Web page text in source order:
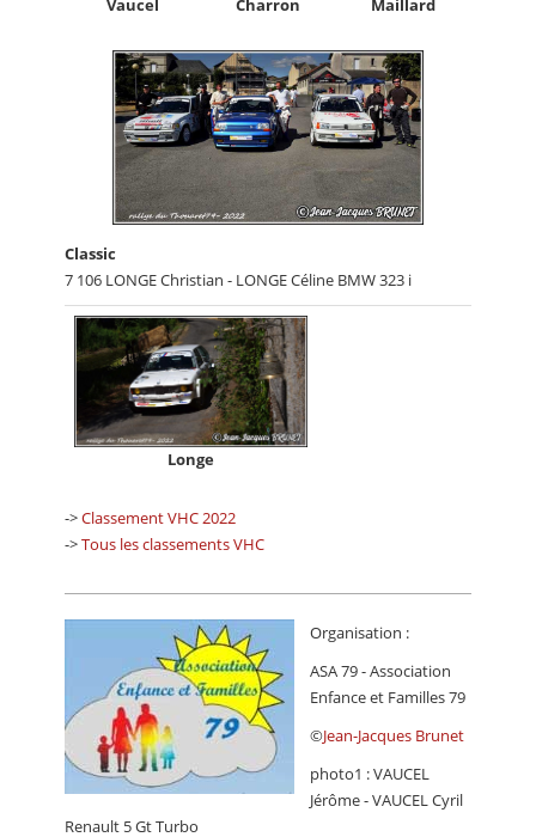
Vaucel Charron Maillard
Classic
7 106 LONGE Christian - LONGE Céline BMW 323 i
Longe
->Classement VHC 2022
->Tous les classements VHC
Organisation :
ASA 79 - Association
Enfance et Familles 79
©Jean-Jacques Brunet
photo1 : VAUCEL
Jérôme - VAUCEL Cyril
Renault 5 Gt Turbo